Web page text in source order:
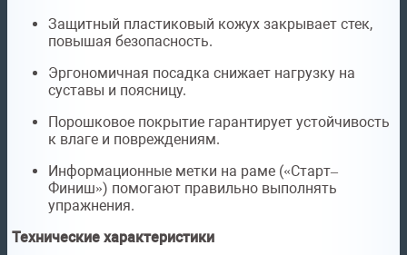
Защитный пластиковый кожух закрывает стек,
повышая безопасность.
Эргономичная посадка снижает нагрузку на
суставы и поясницу.
Порошковое покрытие гарантирует устойчивость
к влаге и повреждениям.
Информационные метки на раме («Старт–
Финиш») помогают правильно выполнять
упражнения.
Технические характеристики